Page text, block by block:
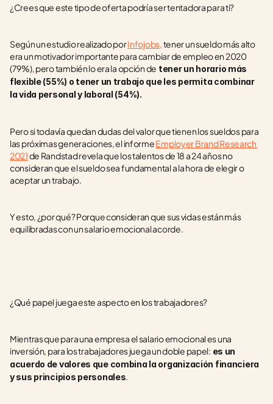
¿Crees que este tipo de oferta podría ser tentadora para ti?
Según un estudio realizado por Infojobs, tener un sueldo más alto
era un motivador importante para cambiar de empleo en 2020
(79%), pero también lo era la opción de tener un horario más
flexible (55%) o tener un trabajo que les permita combinar
la vida personal y laboral (54%).
Pero si todavía quedan dudas del valor que tienen los sueldos para
las próximas generaciones, el informe Employer Brand Research
2021 de Randstad revela que los talentos de 18 a 24 años no
consideran que el sueldo sea fundamental a la hora de elegir o
aceptar un trabajo.
Y esto, ¿por qué? Porque consideran que sus vidas están más
equilibradas con un salario emocional acorde.
¿Qué papel juega este aspecto en los trabajadores?
Mientras que para una empresa el salario emocional es una
inversión, para los trabajadores juega un doble papel: es un
acuerdo de valores que combina la organización financiera
y sus principios personales.